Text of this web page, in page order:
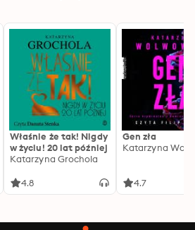
Właśnie że tak! Nigdy
w życiu! 20 lat później
Katarzyna Grochola
4.8
Gen zła
Katarzyna
4.7